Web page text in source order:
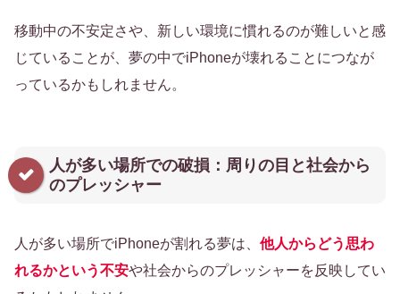
移動中の不安定さや、新しい環境に慣れるのが難しいと感
じていることが、夢の中でiPhoneが壊れることにつなが
っているかもしれません。
人が多い場所での破損：周りの目と社会から
のプレッシャー
人が多い場所でiPhoneが割れる夢は、 他人からどう思わ
れるかという不安や社会からのプレッシャーを反映してい